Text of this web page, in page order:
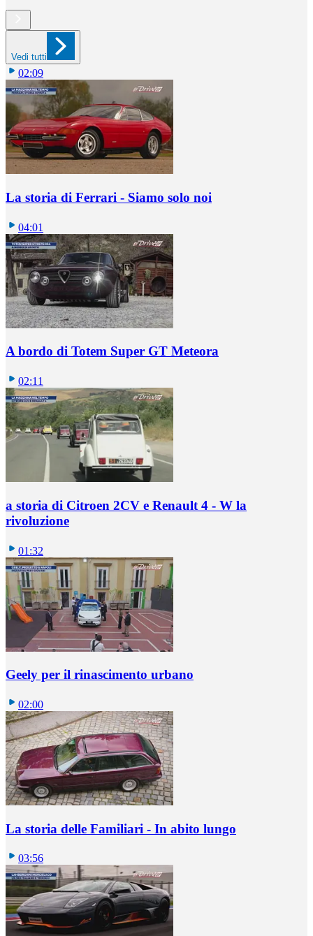
Vedi tutti
02:09
La storia di Ferrari - Siamo solo noi
04:01
A bordo di Totem Super GT Meteora
02:11
a storia di Citroen 2CV e Renault 4 - W la
rivoluzione
01:32
Geely per il rinascimento urbano
02:00
La storia delle Familiari - In abito lungo
03:56